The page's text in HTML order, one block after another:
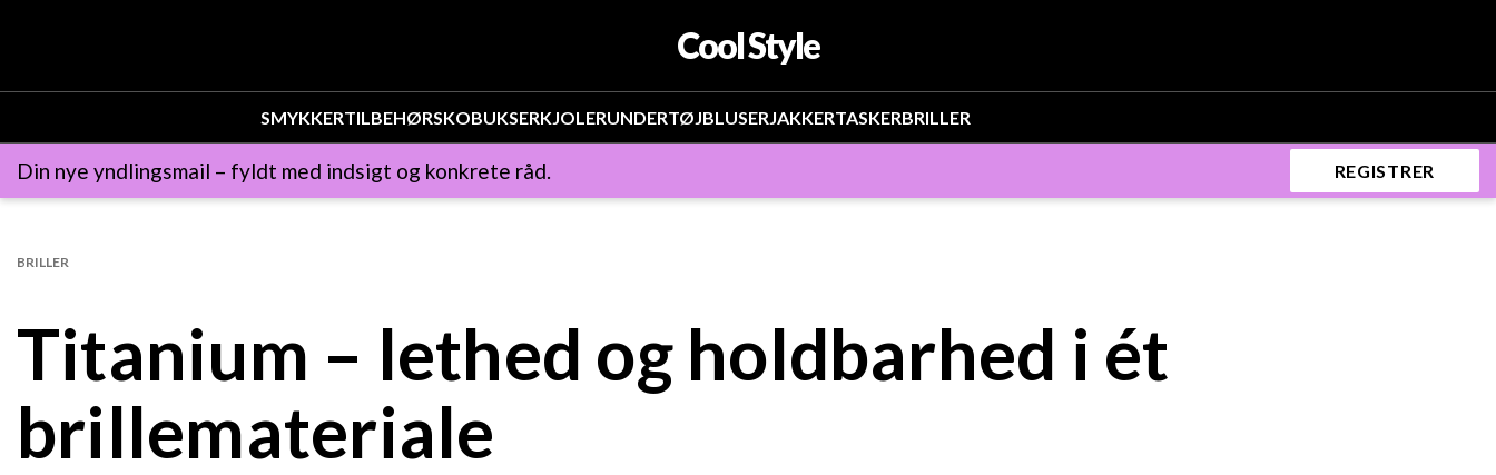
Cool Style
SMYKKERTILBEHØRSKOBUKSERKJOLERUNDERTØJBLUSERJAKKERTASKERBRILLER
Din nye yndlingsmail – fyldt med indsigt og konkrete råd. REGISTRER
Titanium – lethed og holdbarhed i ét
brillemateriale
BRILLER